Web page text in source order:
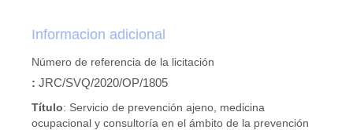
Informacion adicional
Número de referencia de la licitación
: JRC/SVQ/2020/OP/1805
Título: Servicio de prevención ajeno, medicina
ocupacional y consultoría en el ámbito de la prevención